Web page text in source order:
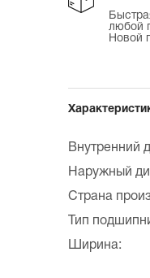
любой
Новой
Внутренний
Наружный
Страна
Тип
Ширина: